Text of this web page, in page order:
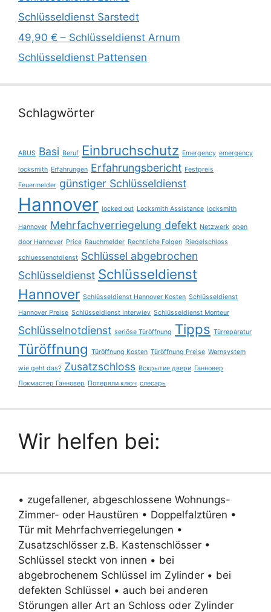
Schlüsseldienst Sarstedt
49,90 € – Schlüsseldienst Arnum
Schlüsseldienst Pattensen
Schlagwörter
ABUS Basi Beruf Einbruchschutz Emergency emergency
locksmith Erfahrungen Erfahrungsbericht Festpreis
Feuermelder günstiger Schlüsseldienst
Hannover locked out Locksmith Assistance locksmith
Hannover Mehrfachverriegelung defekt Netzwerk open
door Hannover Price Rauchmelder Rechtliche Folgen Riegelschloss
schluessenotdienst Schlüssel abgebrochen
Schlüsseldienst Schlüsseldienst
Hannover Schlüsseldienst Hannover Kosten Schlüsseldienst
Hannover Preise Schlüsseldienst Interwiev Schlüsseldienst Monteur
Schlüsselnotdienst seriöse Türöffnung Tipps Türreparatur
Türöffnung Türöffnung Kosten Türöffnung Preise Warnsystem
wie geht das? Zusatzschloss Вскрытие двери Ганновер
Локмастер Ганновер Потеряли ключ слесарь
Wir helfen bei:
• zugefallener, abgeschlossene Wohnungs-
Zimmer- oder Haustüren • Doppelfalztüren •
Tür mit Mehrfachverriegelungen •
Zusatzschlösser z.B. Kastenschlösser •
Schlüssel steckt von innen • bei
abgebrochenem Schlüssel im Zylinder • bei
defekten Schlüssel • auch bei anderen
Störungen aller Art an Schloss oder Zylinder